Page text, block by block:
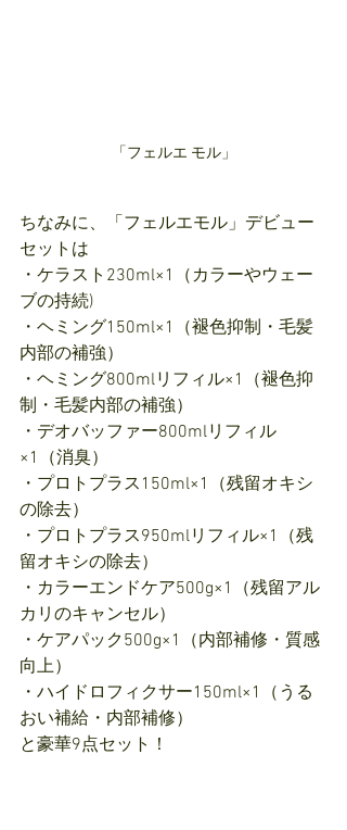
「フェルエ モル」
ちなみに、「フェルエモル」デビュー
セットは
・ケラスト230ml×1（カラーやウェー
ブの持続)
・ヘミング150ml×1（褪色抑制・毛髪
内部の補強）
・ヘミング800mlリフィル×1（褪色抑
制・毛髪内部の補強）
・デオバッファー800mlリフィル
×1（消臭）
・プロトプラス150ml×1（残留オキシ
の除去）
・プロトプラス950mlリフィル×1（残
留オキシの除去）
・カラーエンドケア500g×1（残留アル
カリのキャンセル）
・ケアパック500g×1（内部補修・質感
向上）
・ハイドロフィクサー150ml×1（うる
おい補給・内部補修）
と豪華9点セット！